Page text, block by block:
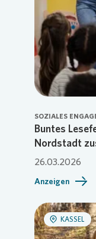
SOZIALES
Buntes
Nordstadt
26.03.2026
Anzeigen
KASSEL